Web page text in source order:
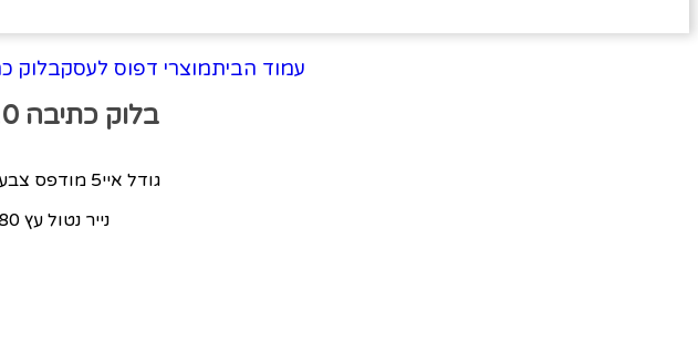
עמוד הביתמוצרי דפוס לעסקבלוק
בלוק כתיבה 15-3-10
גודל איי5 מודפס צבעוני צד אחד
נייר נטול עץ 80 גרם